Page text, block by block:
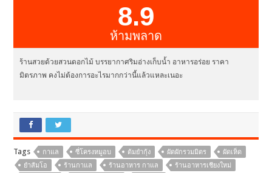
8.9
ห้ามพลาด
ร้านสวยด้วยสวนดอกไม้ บรรยากาศริมอ่างเก็บน้ำ อาหารอร่อย ราคา
มิตรภาพ คงไม่ต้องการอะไรมากกว่านี้แล้วแหละเนอะ
Tags กาแล ซี่โครงหมูอบ ต้มยำกุ้ง ผัดผักรวมมิตร
ผัดเห็ด
ยำส้มโอ
ร้านกาแล ร้านอาหาร กาแล
ร้านอาหารเชียงใหม่